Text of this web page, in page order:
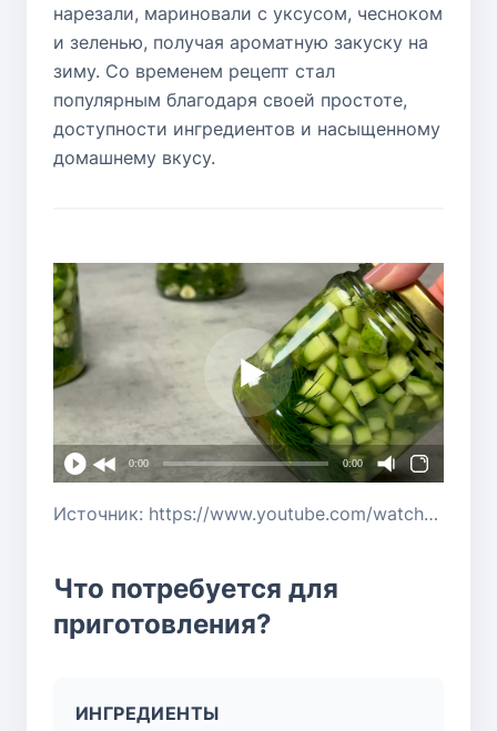
нарезали, мариновали с уксусом, чесноком
и зеленью, получая ароматную закуску на
зиму. Со временем рецепт стал
популярным благодаря своей простоте,
доступности ингредиентов и насыщенному
домашнему вкусу.
0:00 0:00
Источник: https://www.youtube.com/watch?v=PxXvddVjsSw
Что потребуется для
приготовления?
ИНГРЕДИЕНТЫ